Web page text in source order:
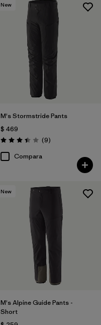
New
M's Stormstride Pants
$ 469
Valoración: 3.4 / 5
(9Comentarios
)
Compara
New
M's Alpine Guide Pants -
Short